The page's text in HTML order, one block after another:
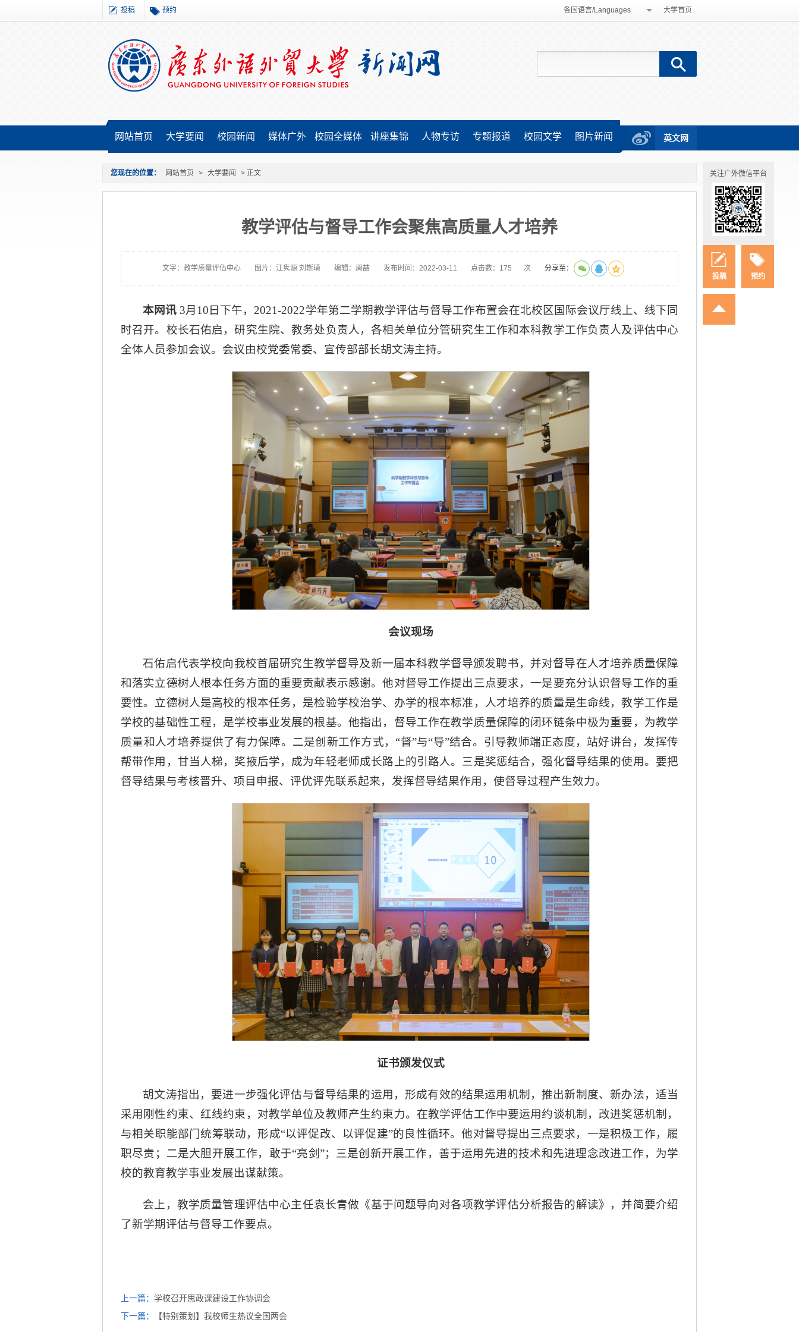
大学首页
各国语言/Languages
投稿 预约
网站首页 大学要闻 校园新闻 媒体广外 校园全媒体 讲座集锦 人物专访 专题报道 校园文学 图片新闻 英文网
关注广外微信平台
投稿 预约
您现在的位置： 网站首页 > 大学要闻 > 正文
教学评估与督导工作会聚焦高质量人才培养
文字：教学质量评估中心 图片：江隽源 刘斯琦 编辑：周喆 发布时间：2022-03-11 点击数： 175 次 分享至：
本网讯 3月10日下午，2021-2022学年第二学期教学评估与督导工作布置会在北校区国际会议厅线上、线下同
时召开。校长石佑启，研究生院、教务处负责人，各相关单位分管研究生工作和本科教学工作负责人及评估中心
全体人员参加会议。会议由校党委常委、宣传部部长胡文涛主持。
会议现场
石佑启代表学校向我校首届研究生教学督导及新一届本科教学督导颁发聘书，并对督导在人才培养质量保障
和落实立德树人根本任务方面的重要贡献表示感谢。他对督导工作提出 三点要求，一是要充分认识督导工作的重
要性。立德树人是高校的根本任务，是检验学校治学、办学的根本标准，人才培养的质量是生命线，教学工作是
学校的基础性工程，是学校事业发展的根基。他指出，督导工作在教学质量保障的闭环链条中极为重要，为教学
质量和人才培养提供了有力保障。二是创新工作方式，“督”与“导”结合。引导教师端正态度，站好讲台，发挥传
帮带作用，甘当人梯，奖掖后学，成为年轻老师成长路上的引路人。三是奖惩结合，强化督导结果的使用。要把
督导结果与考核晋升、项目申报、评优评先联系起来，发挥督导结果作用，使督导过程产生效力。
证书颁发仪式
胡文涛指出，要进一步强化评估与督导结果的运用，形成有效的结果运用机制，推出新制度、新办法，适当
采用刚性约束、红线约束，对教学单位及教师产生约束力。在教学评估工作中要运用约谈机制，改进奖惩机制，
与相关职能部门统筹联动，形成“以评促改、以评促建”的良性循环。他对督导提出三点要求，一是积极工作，履
职尽责；二是大胆开展工作，敢于“亮剑”；三是创新开展工作，善于运用先进的技术和先进理念改进工作，为学
校的教育教学事业发展出谋献策。
会上，教学质量管理评估中心主任袁长青做《基于问题导向对各项教学评估分析报告的解读》，并简要介绍
了新学期评估与督导工作要点。
上一篇： 学校召开思政课建设工作协调会
下一篇：
【特别策划】我校师生热议全国两会